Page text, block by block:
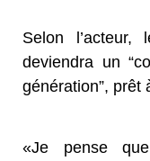
Selon l’acteur,
deviendra un
génération”, prêt
«Je pense